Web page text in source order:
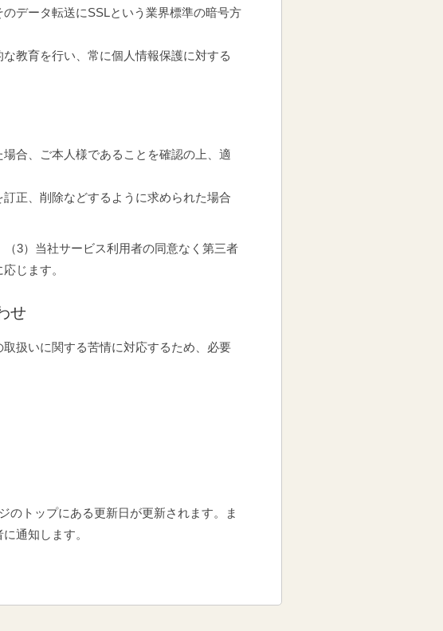
データ転送にSSLという業界標準の暗号方
教育を行い、常に個人情報保護に対する
合、ご本人様であることを確認の上、適
正、削除などするように求められた場合
3）当社サービス利用者の同意なく第三者
じます。
せ
扱いに関する苦情に対応するため、必要
のトップにある更新日が更新されます。ま
通知します。